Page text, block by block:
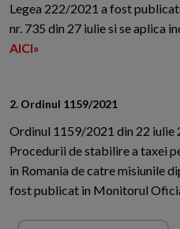
Legea 222/2021 a fost
nr. 735 din 27 iulie si se aplica
AICI»
2. Ordinul 1159/2021
Ordinul 1159/2021 din 22 iulie
Procedurii de stabilire a taxei
in Romania de catre misiunile
fost publicat in Monitorul